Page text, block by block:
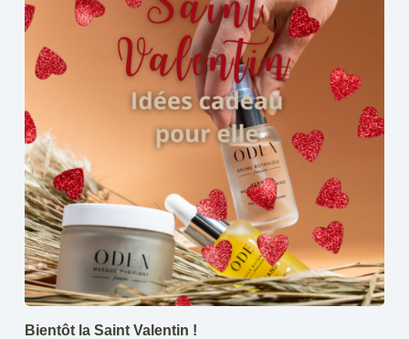
Bientôt la Saint Valentin !